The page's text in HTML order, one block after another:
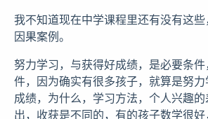
我不知道现在中学课程里还有没有这
因果案例。
努力学习，与获得好成绩，是必要条
件，因为确实有很多孩子，就算是努
成绩，为什么，学习方法，个人兴趣
出，收获是不同的，有的孩子数学很